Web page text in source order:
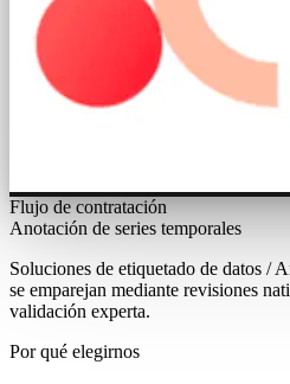
Flujo de contratación
Anotación de series temporales
Soluciones de etiquetado de datos /
se emparejan mediante revisiones
validación experta.
Por qué elegirnos